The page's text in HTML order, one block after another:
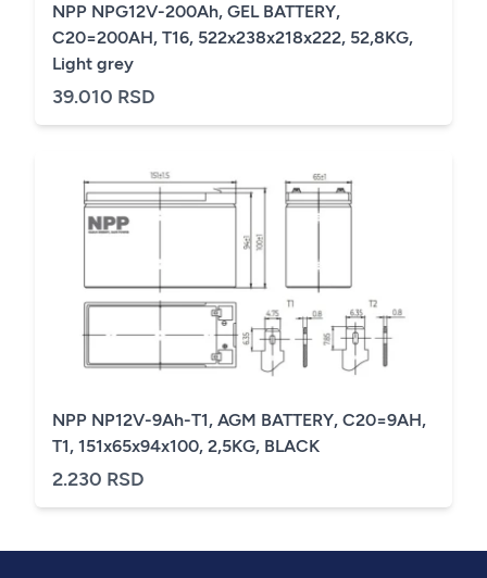
NPP NPG12V-200Ah, GEL BATTERY,
C20=200AH, T16, 522x238x218x222, 52,8KG,
Light grey
39.010 RSD
NPP NP12V-9Ah-T1, AGM BATTERY, C20=9AH,
T1, 151x65x94x100, 2,5KG, BLACK
2.230 RSD